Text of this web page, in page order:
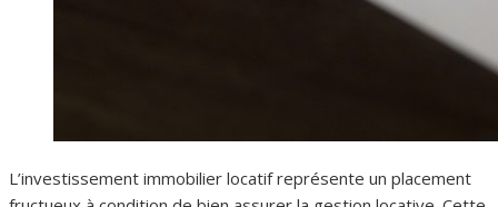
L’investissement immobilier locatif représente un placement